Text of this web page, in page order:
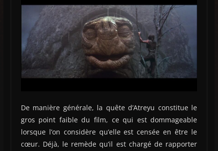
De manière générale, la quête d’Atreyu constitue le
gros point faible du film, ce qui est dommageable
lorsque l’on considère qu’elle est censée en être le
cœur. Déjà, le remède qu’il est chargé de rapporter